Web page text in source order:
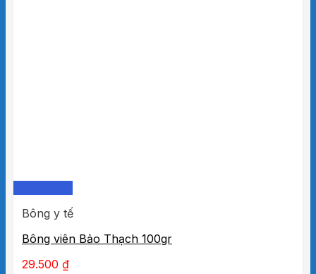
Bông y tế
Bông viên Bảo Thạch 100gr
29.500 ₫